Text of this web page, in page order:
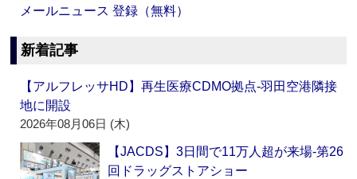
メールニュース 登録（無料）
新着記事
【アルフレッサHD】再生医療CDMO拠点‐羽田空港隣接
地に開設
2026年08月06日 (木)
【JACDS】3日間で11万人超が来場‐第26
回ドラッグストアショー